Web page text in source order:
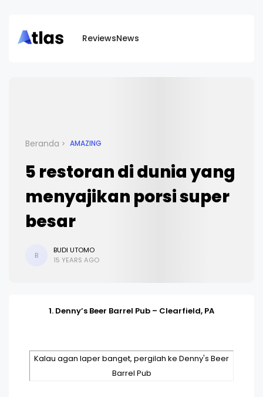
ReviewsNews
Beranda AMAZING
5 restoran di dunia yang
menyajikan porsi super
besar
B
BUDI UTOMO
15 YEARS AGO
1. Denny’s Beer Barrel Pub – Clearfield, PA
Kalau agan laper banget, pergilah ke Denny's Beer
Barrel Pub